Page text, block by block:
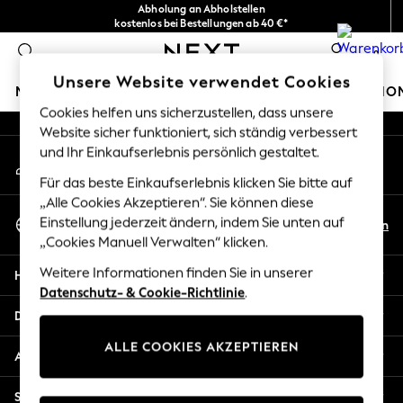
Abholung an Abholstellen
kostenlos bei Bestellungen ab 40 €*
Problemlose Rückgaben*
0
MÄDCHEN JUNGEN BABY DAMEN HERREN
HOLIDAY SHOP
Women's Holiday Shop
All Swimwear
All Beachwear
Bags & Accessories
Beach Dresses & Kaftans
Dresses
Flip Flops
Linen Collection
Sandals
Shorts
An error occurred on client
Unsere sozialen Netzwerke
Mein Konto
Melden Sie sich bei Ihrem Konto an
Sprache Auswählen
Deutsch
En
Hilfe
Datenschutz und Rechtliches
Abteilungen
Sonstige Dienstleistungen
Unsere Website verwendet Cookies
Cookies helfen uns sicherzustellen, dass unsere
Website sicher funktioniert, sich ständig verbessert
und Ihr Einkaufserlebnis persönlich gestaltet.
Für das beste Einkaufserlebnis klicken Sie bitte auf
„Alle Cookies Akzeptieren“. Sie können diese
Einstellung jederzeit ändern, indem Sie unten auf
„Cookies Manuell Verwalten“ klicken.
Weitere Informationen finden Sie in unserer
Datenschutz- & Cookie-Richtlinie.
ALLE COOKIES AKZEPTIEREN